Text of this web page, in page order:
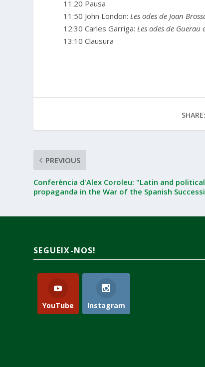
11:20 Pausa
11:50 John London: Les odes de Joan
12:30 Carles Garriga: Les odes de Guerau
13:10 Clausura
SHARE:
PREVIOUS
Conferència d'Alex Coroleu: "Latin and political
propaganda in the War of the Spanish
SEGUEIX-NOS!
YouTube Instagram